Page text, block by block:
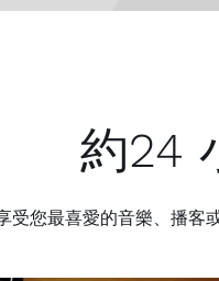
約24
受您最喜愛的音樂、播客